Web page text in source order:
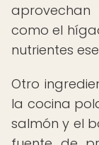
aprovechan
como el
nutrientes
Otro
la cocina
salmón y el